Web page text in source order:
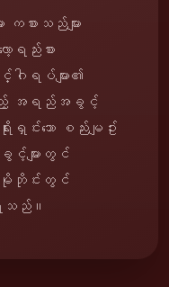
စားသည်များ
ည်းစား
ဂါရပ်များ၏
ည့် အရည်အခွင့်
းသော စည်းမျဥ်း
များတွင်
မိုဘိုင်းတွင်
သည်။